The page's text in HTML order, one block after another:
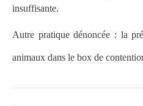
insuffisante.
Autre pratique dénoncée : la
animaux dans le box de